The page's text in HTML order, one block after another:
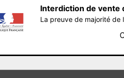
Interdiction de vente
La preuve de majorité de